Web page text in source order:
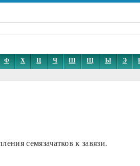
Ф Х Ц Ч Ш Щ Ы Э
семязачатков к завязи.